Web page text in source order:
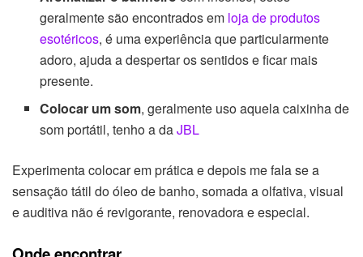
geralmente são encontrados em loja de produtos
esotéricos, é uma experiência que particularmente
adoro, ajuda a despertar os sentidos e ficar mais
presente.
Colocar um som, geralmente uso aquela caixinha de
som portátil, tenho a daJBL
Experimenta colocar em prática e depois me fala se a
sensação tátil do óleo de banho, somada a olfativa, visual
e auditiva não é revigorante, renovadora e especial.